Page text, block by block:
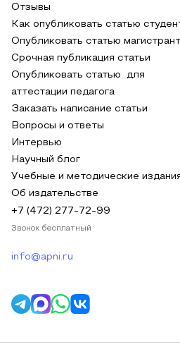
Отзывы
Как опубликовать статью
Опубликовать статью
Срочная публикация статьи
Опубликовать статью для
аттестации педагога
Заказать написание статьи
Вопросы и ответы
Интервью
Научный блог
Учебные и методические
Об издательстве
+7 (472) 277-72-99
Звонок бесплатный
info@apni.ru